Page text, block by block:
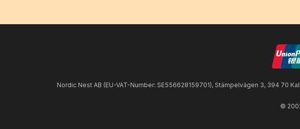
Nordic Nest AB (EU-VAT-Number: SE556628159701), Stämpelvägen 3, 394 70
©